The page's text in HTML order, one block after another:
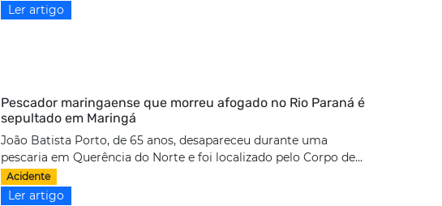
Ler artigo
Pescador maringaense que morreu afogado no Rio Paraná é
sepultado em Maringá
João Batista Porto, de 65 anos, desapareceu durante uma
pescaria em Querência do Norte e foi localizado pelo Corpo de...
Acidente
Ler artigo